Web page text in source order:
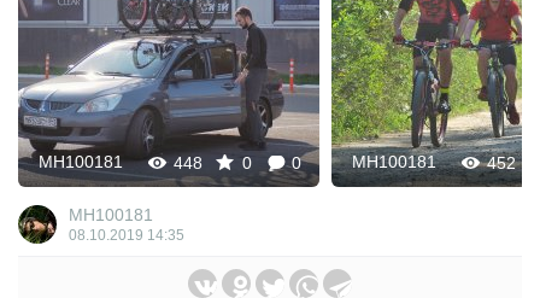
448 0 0
MH100181 452
MH100181
MH100181
08.10.2019 14:35